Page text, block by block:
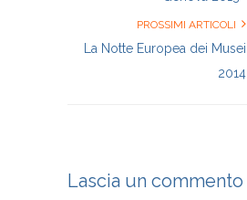
PROSSIMI ARTICOLI
La Notte Europea dei Musei
2014
Lascia un commento